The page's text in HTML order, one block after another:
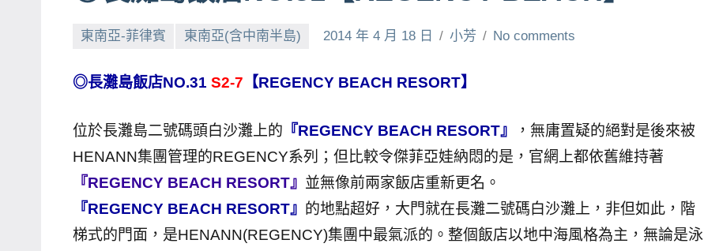
News
探
節
目
班
底、
景
東南亞-菲律賓 東南亞(含中南半島) 2014 年 4 月 18 日 小芳 No comments
◎長灘島飯店NO.31 S2-7 【REGENCY BEACH RESORT】
位於長灘島二號碼頭白沙灘上的 『REGENCY BEACH RESORT』
，無庸置疑的絕對是後來被
HENANN集團管理的REGENCY系列；但比較令傑菲亞娃納悶的是，官網上都依舊維持著
『REGENCY BEACH RESORT』 並無像前兩家飯店重新更名。
『REGENCY BEACH RESORT』 的地點超好，大門就在長灘二號碼白沙灘上，非但如此，階
梯式的門面，是HENANN(REGENCY)集團中最氣派的。整個飯店以地中海風格為主，無論是泳